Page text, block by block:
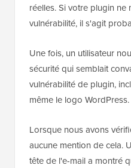
réelles. Si votre plugin ne
vulnérabilité, il s'agit
Une fois, un utilisateur
sécurité qui semblait
vulnérabilité de plugin,
même le logo WordPress.
Lorsque nous avons
aucune mention de cela.
tête de l'e-mail a montré